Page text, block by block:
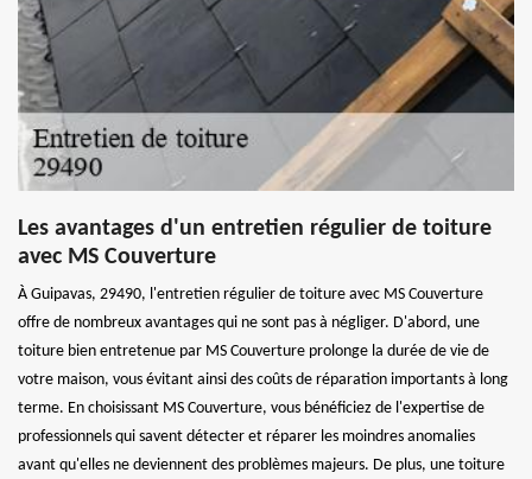
Les avantages d'un entretien régulier de toiture
avec MS Couverture
À Guipavas, 29490, l'entretien régulier de toiture avec MS Couverture
offre de nombreux avantages qui ne sont pas à négliger. D'abord, une
toiture bien entretenue par MS Couverture prolonge la durée de vie de
votre maison, vous évitant ainsi des coûts de réparation importants à long
terme. En choisissant MS Couverture, vous bénéficiez de l'expertise de
professionnels qui savent détecter et réparer les moindres anomalies
avant qu'elles ne deviennent des problèmes majeurs. De plus, une toiture